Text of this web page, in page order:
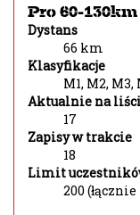
Pro 60-130km
Dystans
66 km
Klasyfikacje
M1, M2,
Aktualnie na
17
Zapisy w trakcie
18
Limit
200